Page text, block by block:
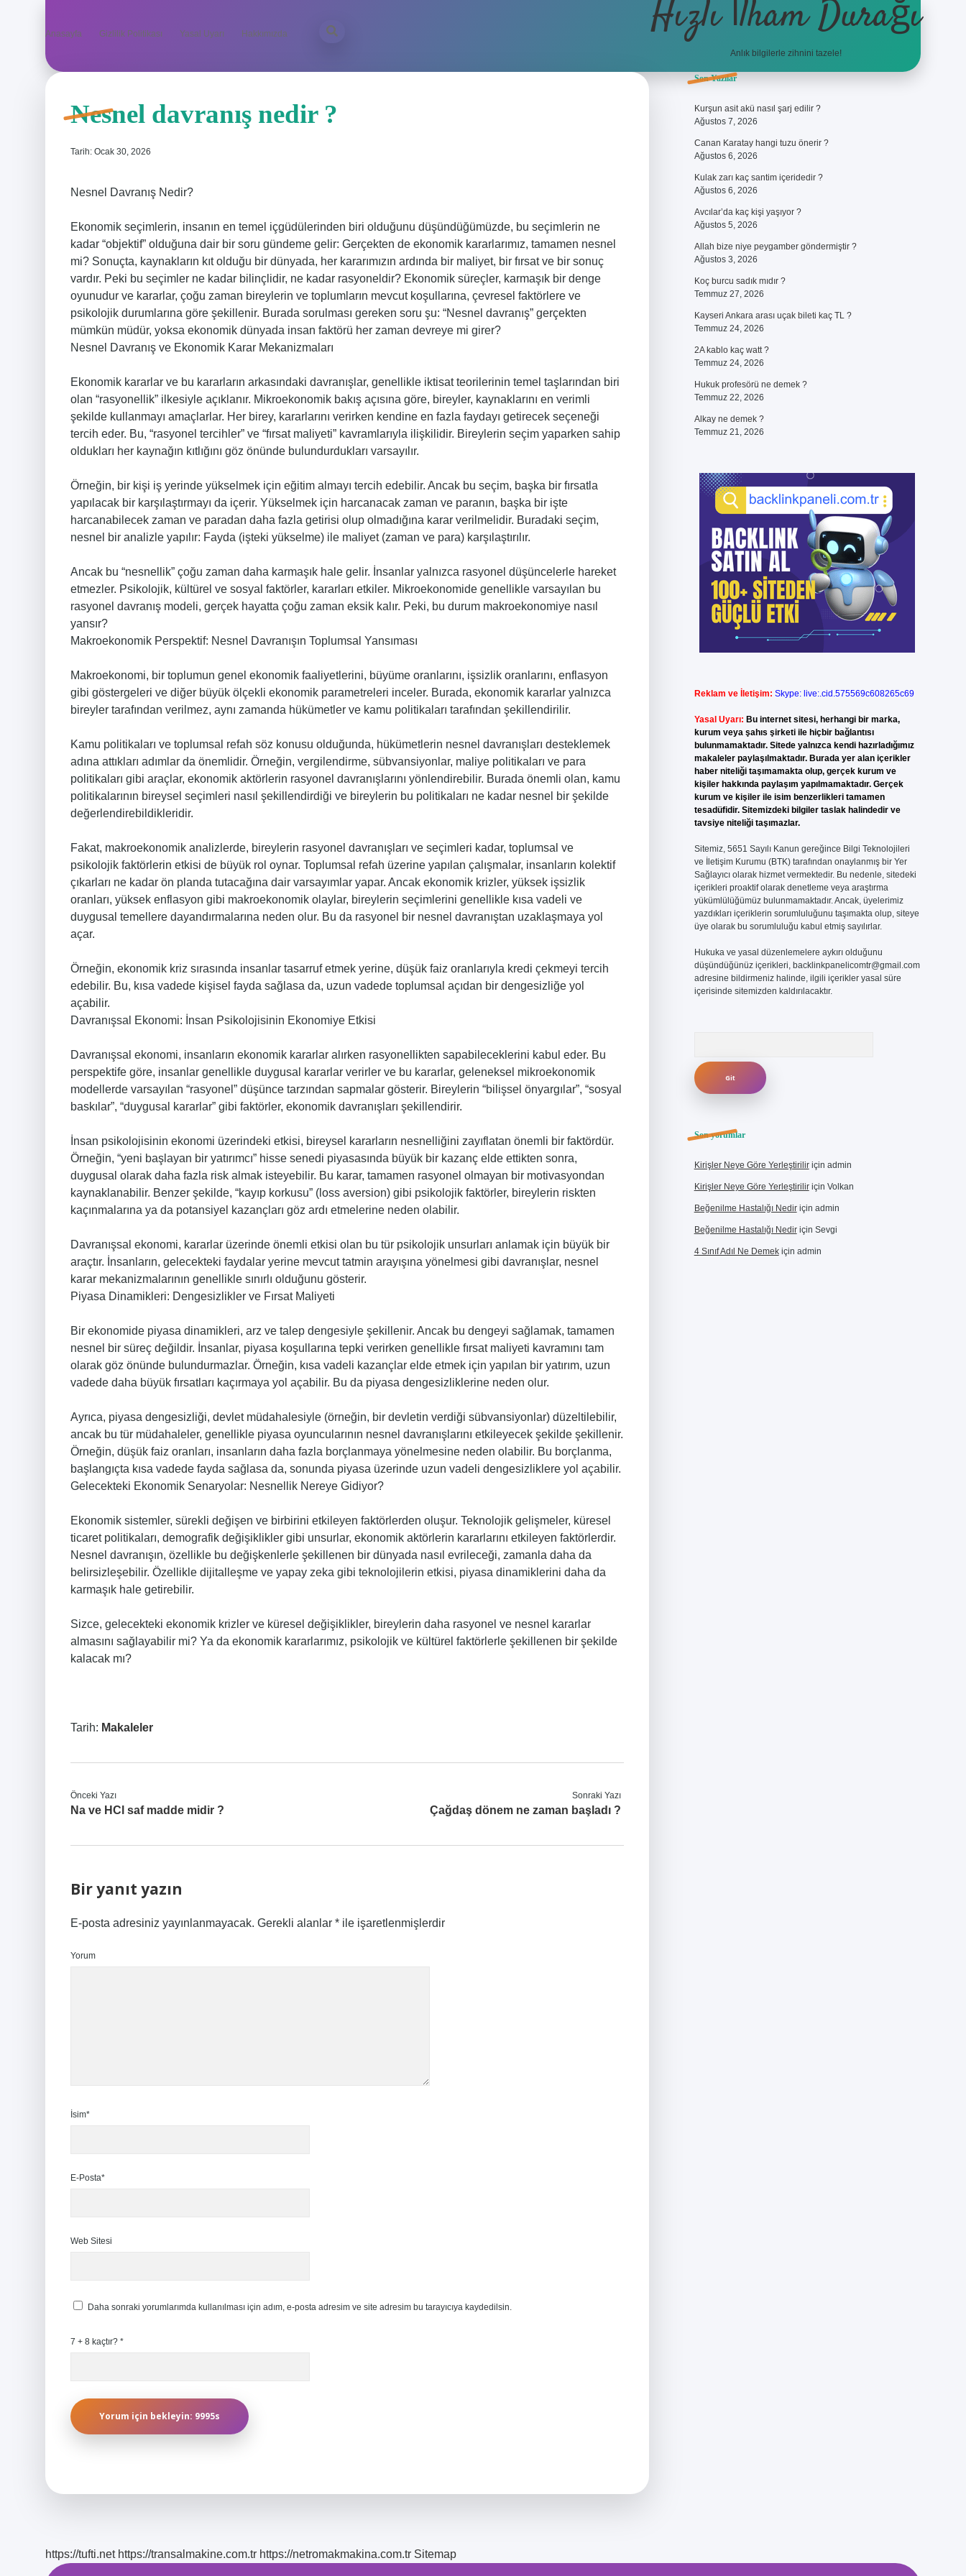
Anasayfa Gizlilik Politikası Yasal Uyarı Hakkımızda Hızlı İlham Durağı
Anlık bilgilerle zihnini tazele!
Nesnel davranış nedir ?
Tarih: Ocak 30, 2026
Nesnel Davranış Nedir?
Ekonomik seçimlerin, insanın en temel içgüdülerinden biri olduğunu düşündüğümüzde, bu seçimlerin ne
kadar “objektif” olduğuna dair bir soru gündeme gelir: Gerçekten de ekonomik kararlarımız, tamamen nesnel
mi? Sonuçta, kaynakların kıt olduğu bir dünyada, her kararımızın ardında bir maliyet, bir fırsat ve bir sonuç
vardır. Peki bu seçimler ne kadar bilinçlidir, ne kadar rasyoneldir? Ekonomik süreçler, karmaşık bir denge
oyunudur ve kararlar, çoğu zaman bireylerin ve toplumların mevcut koşullarına, çevresel faktörlere ve
psikolojik durumlarına göre şekillenir. Burada sorulması gereken soru şu: “Nesnel davranış” gerçekten
mümkün müdür, yoksa ekonomik dünyada insan faktörü her zaman devreye mi girer?
Nesnel Davranış ve Ekonomik Karar Mekanizmaları
Ekonomik kararlar ve bu kararların arkasındaki davranışlar, genellikle iktisat teorilerinin temel taşlarından biri
olan “rasyonellik” ilkesiyle açıklanır. Mikroekonomik bakış açısına göre, bireyler, kaynaklarını en verimli
şekilde kullanmayı amaçlarlar. Her birey, kararlarını verirken kendine en fazla faydayı getirecek seçeneği
tercih eder. Bu, “rasyonel tercihler” ve “fırsat maliyeti” kavramlarıyla ilişkilidir. Bireylerin seçim yaparken sahip
oldukları her kaynağın kıtlığını göz önünde bulundurdukları varsayılır.
Örneğin, bir kişi iş yerinde yükselmek için eğitim almayı tercih edebilir. Ancak bu seçim, başka bir fırsatla
yapılacak bir karşılaştırmayı da içerir. Yükselmek için harcanacak zaman ve paranın, başka bir işte
harcanabilecek zaman ve paradan daha fazla getirisi olup olmadığına karar verilmelidir. Buradaki seçim,
nesnel bir analizle yapılır: Fayda (işteki yükselme) ile maliyet (zaman ve para) karşılaştırılır.
Ancak bu “nesnellik” çoğu zaman daha karmaşık hale gelir. İnsanlar yalnızca rasyonel düşüncelerle hareket
etmezler. Psikolojik, kültürel ve sosyal faktörler, kararları etkiler. Mikroekonomide genellikle varsayılan bu
rasyonel davranış modeli, gerçek hayatta çoğu zaman eksik kalır. Peki, bu durum makroekonomiye nasıl
yansır?
Makroekonomik Perspektif: Nesnel Davranışın Toplumsal Yansıması
Makroekonomi, bir toplumun genel ekonomik faaliyetlerini, büyüme oranlarını, işsizlik oranlarını, enflasyon
gibi göstergeleri ve diğer büyük ölçekli ekonomik parametreleri inceler. Burada, ekonomik kararlar yalnızca
bireyler tarafından verilmez, aynı zamanda hükümetler ve kamu politikaları tarafından şekillendirilir.
Kamu politikaları ve toplumsal refah söz konusu olduğunda, hükümetlerin nesnel davranışları desteklemek
adına attıkları adımlar da önemlidir. Örneğin, vergilendirme, sübvansiyonlar, maliye politikaları ve para
politikaları gibi araçlar, ekonomik aktörlerin rasyonel davranışlarını yönlendirebilir. Burada önemli olan, kamu
politikalarının bireysel seçimleri nasıl şekillendirdiği ve bireylerin bu politikaları ne kadar nesnel bir şekilde
değerlendirebildikleridir.
Fakat, makroekonomik analizlerde, bireylerin rasyonel davranışları ve seçimleri kadar, toplumsal ve
psikolojik faktörlerin etkisi de büyük rol oynar. Toplumsal refah üzerine yapılan çalışmalar, insanların kolektif
çıkarları ne kadar ön planda tutacağına dair varsayımlar yapar. Ancak ekonomik krizler, yüksek işsizlik
oranları, yüksek enflasyon gibi makroekonomik olaylar, bireylerin seçimlerini genellikle kısa vadeli ve
duygusal temellere dayandırmalarına neden olur. Bu da rasyonel bir nesnel davranıştan uzaklaşmaya yol
açar.
Örneğin, ekonomik kriz sırasında insanlar tasarruf etmek yerine, düşük faiz oranlarıyla kredi çekmeyi tercih
edebilir. Bu, kısa vadede kişisel fayda sağlasa da, uzun vadede toplumsal açıdan bir dengesizliğe yol
açabilir.
Davranışsal Ekonomi: İnsan Psikolojisinin Ekonomiye Etkisi
Davranışsal ekonomi, insanların ekonomik kararlar alırken rasyonellikten sapabileceklerini kabul eder. Bu
perspektife göre, insanlar genellikle duygusal kararlar verirler ve bu kararlar, geleneksel mikroekonomik
modellerde varsayılan “rasyonel” düşünce tarzından sapmalar gösterir. Bireylerin “bilişsel önyargılar”, “sosyal
baskılar”, “duygusal kararlar” gibi faktörler, ekonomik davranışları şekillendirir.
İnsan psikolojisinin ekonomi üzerindeki etkisi, bireysel kararların nesnelliğini zayıflatan önemli bir faktördür.
Örneğin, “yeni başlayan bir yatırımcı” hisse senedi piyasasında büyük bir kazanç elde ettikten sonra,
duygusal olarak daha fazla risk almak isteyebilir. Bu karar, tamamen rasyonel olmayan bir motivasyondan
kaynaklanabilir. Benzer şekilde, “kayıp korkusu” (loss aversion) gibi psikolojik faktörler, bireylerin riskten
kaçınmalarına ya da potansiyel kazançları göz ardı etmelerine neden olabilir.
Davranışsal ekonomi, kararlar üzerinde önemli etkisi olan bu tür psikolojik unsurları anlamak için büyük bir
araçtır. İnsanların, gelecekteki faydalar yerine mevcut tatmin arayışına yönelmesi gibi davranışlar, nesnel
karar mekanizmalarının genellikle sınırlı olduğunu gösterir.
Piyasa Dinamikleri: Dengesizlikler ve Fırsat Maliyeti
Bir ekonomide piyasa dinamikleri, arz ve talep dengesiyle şekillenir. Ancak bu dengeyi sağlamak, tamamen
nesnel bir süreç değildir. İnsanlar, piyasa koşullarına tepki verirken genellikle fırsat maliyeti kavramını tam
olarak göz önünde bulundurmazlar. Örneğin, kısa vadeli kazançlar elde etmek için yapılan bir yatırım, uzun
vadede daha büyük fırsatları kaçırmaya yol açabilir. Bu da piyasa dengesizliklerine neden olur.
Ayrıca, piyasa dengesizliği, devlet müdahalesiyle (örneğin, bir devletin verdiği sübvansiyonlar) düzeltilebilir,
ancak bu tür müdahaleler, genellikle piyasa oyuncularının nesnel davranışlarını etkileyecek şekilde şekillenir.
Örneğin, düşük faiz oranları, insanların daha fazla borçlanmaya yönelmesine neden olabilir. Bu borçlanma,
başlangıçta kısa vadede fayda sağlasa da, sonunda piyasa üzerinde uzun vadeli dengesizliklere yol açabilir.
Gelecekteki Ekonomik Senaryolar: Nesnellik Nereye Gidiyor?
Ekonomik sistemler, sürekli değişen ve birbirini etkileyen faktörlerden oluşur. Teknolojik gelişmeler, küresel
ticaret politikaları, demografik değişiklikler gibi unsurlar, ekonomik aktörlerin kararlarını etkileyen faktörlerdir.
Nesnel davranışın, özellikle bu değişkenlerle şekillenen bir dünyada nasıl evrileceği, zamanla daha da
belirsizleşebilir. Özellikle dijitalleşme ve yapay zeka gibi teknolojilerin etkisi, piyasa dinamiklerini daha da
karmaşık hale getirebilir.
Sizce, gelecekteki ekonomik krizler ve küresel değişiklikler, bireylerin daha rasyonel ve nesnel kararlar
almasını sağlayabilir mi? Ya da ekonomik kararlarımız, psikolojik ve kültürel faktörlerle şekillenen bir şekilde
kalacak mı?
Tarih: Makaleler
Önceki Yazı
Na ve HCl saf madde midir ?
Sonraki Yazı
Çağdaş dönem ne zaman başladı ?
Bir yanıt yazın
E-posta adresiniz yayınlanmayacak. Gerekli alanlar * ile işaretlenmişlerdir
Yorum
İsim*
E-Posta*
Web Sitesi
Daha sonraki yorumlarımda kullanılması için adım, e-posta adresim ve site adresim bu tarayıcıya kaydedilsin.
7 + 8 kaçtır? *
https://tufti.net https://transalmakine.com.tr https://netromakmakina.com.tr Sitemap
Sidebar
Son Yazılar
Kurşun asit akü nasıl şarj edilir ?
Ağustos 7, 2026
Canan Karatay hangi tuzu önerir ?
Ağustos 6, 2026
Kulak zarı kaç santim içeridedir ?
Ağustos 6, 2026
Avcılar’da kaç kişi yaşıyor ?
Ağustos 5, 2026
Allah bize niye peygamber göndermiştir ?
Ağustos 3, 2026
Koç burcu sadık mıdır ?
Temmuz 27, 2026
Kayseri Ankara arası uçak bileti kaç TL ?
Temmuz 24, 2026
2A kablo kaç watt ?
Temmuz 24, 2026
Hukuk profesörü ne demek ?
Temmuz 22, 2026
Alkay ne demek ?
Temmuz 21, 2026
Reklam ve İletişim: Skype: live:.cid.575569c608265c69
Yasal Uyarı: Bu internet sitesi, herhangi bir marka,
kurum veya şahıs şirketi ile hiçbir bağlantısı
bulunmamaktadır. Sitede yalnızca kendi hazırladığımız
makaleler paylaşılmaktadır. Burada yer alan içerikler
haber niteliği taşımamakta olup, gerçek kurum ve
kişiler hakkında paylaşım yapılmamaktadır. Gerçek
kurum ve kişiler ile isim benzerlikleri tamamen
tesadüfidir. Sitemizdeki bilgiler taslak halindedir ve
tavsiye niteliği taşımazlar.
Sitemiz, 5651 Sayılı Kanun gereğince Bilgi Teknolojileri
ve İletişim Kurumu (BTK) tarafından onaylanmış bir Yer
Sağlayıcı olarak hizmet vermektedir. Bu nedenle, sitedeki
içerikleri proaktif olarak denetleme veya araştırma
yükümlülüğümüz bulunmamaktadır. Ancak, üyelerimiz
yazdıkları içeriklerin sorumluluğunu taşımakta olup, siteye
üye olarak bu sorumluluğu kabul etmiş sayılırlar.
Hukuka ve yasal düzenlemelere aykırı olduğunu
düşündüğünüz içerikleri, backlinkpanelicomtr@gmail.com
adresine bildirmeniz halinde, ilgili içerikler yasal süre
içerisinde sitemizden kaldırılacaktır.
Son yorumlar
Kirişler Neye Göre Yerleştiriliriçin admin
Kirişler Neye Göre Yerleştiriliriçin Volkan
Beğenilme Hastalığı Nediriçin admin
Beğenilme Hastalığı Nediriçin Sevgi
4 Sınıf Adıl Ne Demekiçin admin